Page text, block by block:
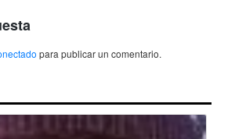
para publicar un comentario.